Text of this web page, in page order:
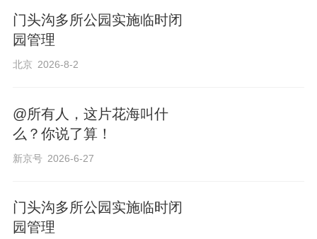
门头沟多所公园实施临时闭
园管理
北京 2026-8-2
@所有人，这片花海叫什
么？你说了算！
新京号 2026-6-27
门头沟多所公园实施临时闭
园管理